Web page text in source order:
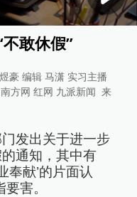
敢休假”
豪 编辑 马潇 实习主播
方网 红网 九派新闻 来
发出关于进一步
通知，其中有
奉献’的片面认
害。